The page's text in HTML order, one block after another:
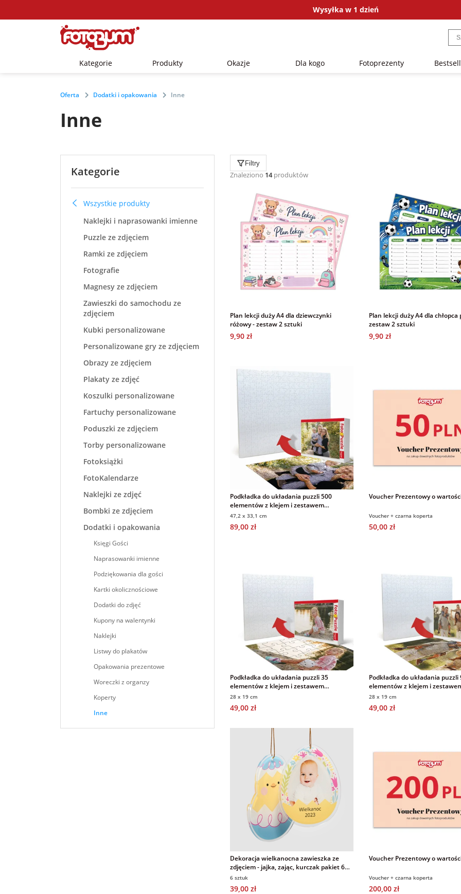
Wysyłka w 1 dzień
Kategorie Produkty Okazje Dla kogo Fotoprezenty
Oferta Dodatki i opakowania Inne
Inne
Kategorie
Wszystkie produkty
Naklejki i naprasowanki imienne
Puzzle ze zdjęciem
Ramki ze zdjęciem
Fotografie
Magnesy ze zdjęciem
Zawieszki do samochodu ze
zdjęciem
Kubki personalizowane
Personalizowane gry ze zdjęciem
Obrazy ze zdjęciem
Plakaty ze zdjęć
Koszulki personalizowane
Fartuchy personalizowane
Poduszki ze zdjęciem
Torby personalizowane
Fotoksiążki
FotoKalendarze
Naklejki ze zdjęć
Bombki ze zdjęciem
Dodatki i opakowania
Księgi Gości
Naprasowanki imienne
Podziękowania dla gości
Kartki okolicznościowe
Dodatki do zdjęć
Kupony na walentynki
Naklejki
Listwy do plakatów
Opakowania prezentowe
Woreczki z organzy
Koperty
Inne
Filtry
Znaleziono 14produktów
Plan lekcji duży A4 dla dziewczynki
różowy - zestaw 2 sztuki
9,90 zł
Plan lekcji duży A4 dla chłopca
zestaw 2 sztuki
9,90 zł
Podkładka do układania puzzli 500
elementów z klejem i zestawem
montażowym do zawieszenia
47,2 x 33,1 cm
89,00 zł
Voucher Prezentowy o
Voucher + czarna koperta
50,00 zł
Podkładka do układania puzzli 35
elementów z klejem i zestawem
montażowym do zawieszenia
28 x 19 cm
49,00 zł
Podkładka do układania puzzli
elementów z klejem i
montażowym do zawieszenia
28 x 19 cm
49,00 zł
Dekoracja wielkanocna zawieszka ze
zdjęciem - jajka, zając, kurczak pakiet 6
sztuk
6 sztuk
39,00 zł
Voucher Prezentowy o
Voucher + czarna koperta
200,00 zł